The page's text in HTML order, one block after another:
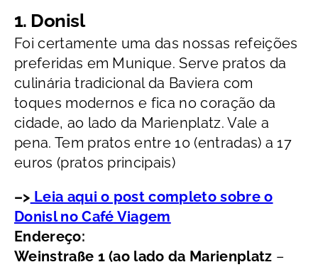
1. Donisl
Foi certamente uma das nossas refeições
preferidas em Munique. Serve pratos da
culinária tradicional da Baviera com
toques modernos e fica no coração da
cidade, ao lado da Marienplatz. Vale a
pena. Tem pratos entre 10 (entradas) a 17
euros (pratos principais)
–> Leia aqui o post completo sobre o
Donisl no Café Viagem
Endereço:
Weinstraße 1 (ao lado da Marienplatz –